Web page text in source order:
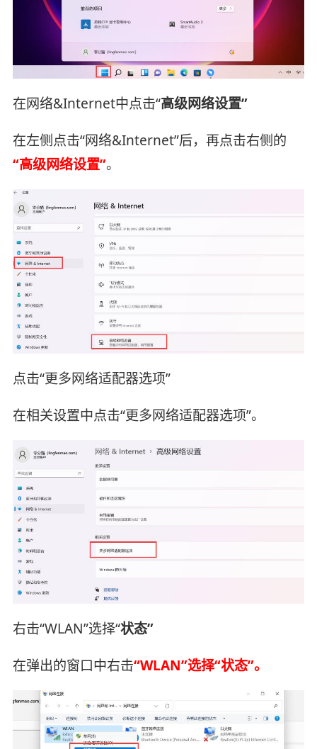
在网络&Internet中点击“高级网络设置”
在左侧点击“网络&Internet”后，再点击右侧的
“高级网络设置”。
点击“更多网络适配器选项”
在相关设置中点击“更多网络适配器选项”。
右击“WLAN”选择“状态”
在弹出的窗口中右击“WLAN”选择“状态”。